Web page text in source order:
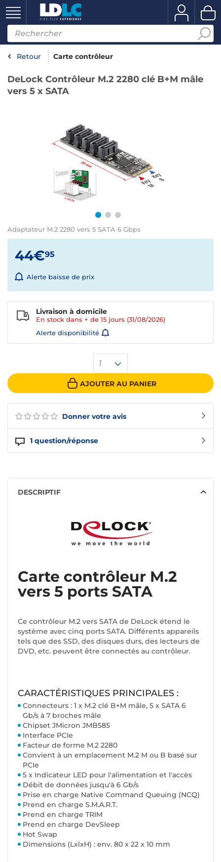
Retour Carte contrôleur
DeLock Contrôleur M.2 2280 clé B+M mâle
vers 5 x SATA
Adaptateur M.2 2280 vers 5 SATA 6 Gbps
Donner votre avis
1 question/réponse
44€95
Alerte baisse de prix
1
AJOUTER AU PANIER
Livraison à domicile
En stock dans + de 15 jours (31/08/2026)
Alerte disponibilité
DESCRIPTIF
Carte contrôleur M.2
vers 5 ports SATA
Ce contrôleur M.2 vers SATA de DeLock étend le
système avec cinq ports SATA. Différents appareils
tels que des SSD, des disques durs, des lecteurs de
DVD, etc. peuvent être connectés au contrôleur.
CARACTÉRISTIQUES PRINCIPALES :
Connecteurs : 1 x M.2 clé B+M mâle, 5 x SATA 6
Gb/s à 7 broches mâle
Chipset JMicron JMB585
Interface PCIe
Facteur de forme M.2 2280
Convient à un emplacement M.2 M ou B basé sur
PCIe
5 x Indicateur LED pour l'alimentation et l'accès
Débit de données jusqu'à 6 Gb/s
Prise en charge Native Command Queuing (NCQ)
Prend en charge S.M.A.R.T.
Prend en charge TRIM
Prend en charge DevSleep
Hot Swap
Dimensions (LxlxH) : env. 80 x 22 x 10 mm